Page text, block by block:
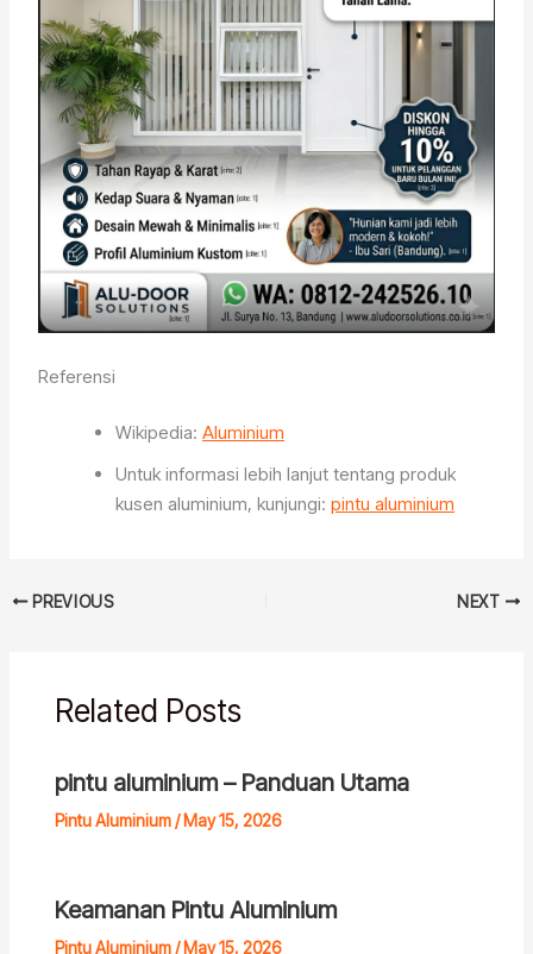
Referensi
Wikipedia:Aluminium
Untuk informasi lebih lanjut tentang produk
kusen aluminium, kunjungi:pintu aluminium
PREVIOUS NEXT
Related Posts
pintu aluminium – Panduan Utama
Pintu Aluminium/May 15, 2026
Keamanan Pintu Aluminium
Pintu Aluminium/May 15, 2026